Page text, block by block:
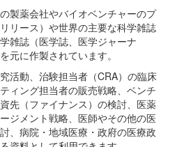
製薬会社やバイオベンチャーのプ
リース）や世界の主要な科学雑誌
雑誌（医学誌、医学ジャーナ
元に作製されています。
活動、治験担当者（CRA）の臨床
ィング担当者の販売戦略、ベンチ
先（ファイナンス）の検討、医薬
ジメント戦略、医師やその他の医
、病院・地域医療・政府の医療政